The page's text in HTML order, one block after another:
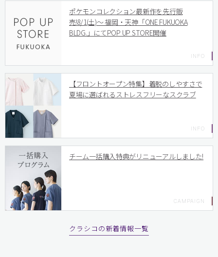
ポケモンコレクション最新作を先行販
売!8/1(土)〜 福岡・天神「ONE FUKUOKA
BLDG.」にてPOP UP STORE開催
【フロントオープン特集】着脱のしやすさで
夏場に選ばれるストレスフリーなスクラブ
チーム一括購入特典がリニューアルしました!
クラシコの新着情報一覧